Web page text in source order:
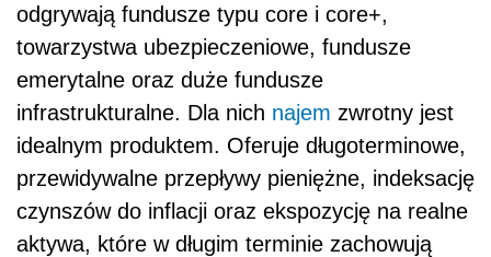
odgrywają fundusze typu core i core+,
towarzystwa ubezpieczeniowe, fundusze
emerytalne oraz duże fundusze
infrastrukturalne. Dla nich najem zwrotny jest
idealnym produktem. Oferuje długoterminowe,
przewidywalne przepływy pieniężne, indeksację
czynszów do inflacji oraz ekspozycję na realne
aktywa, które w długim terminie zachowują